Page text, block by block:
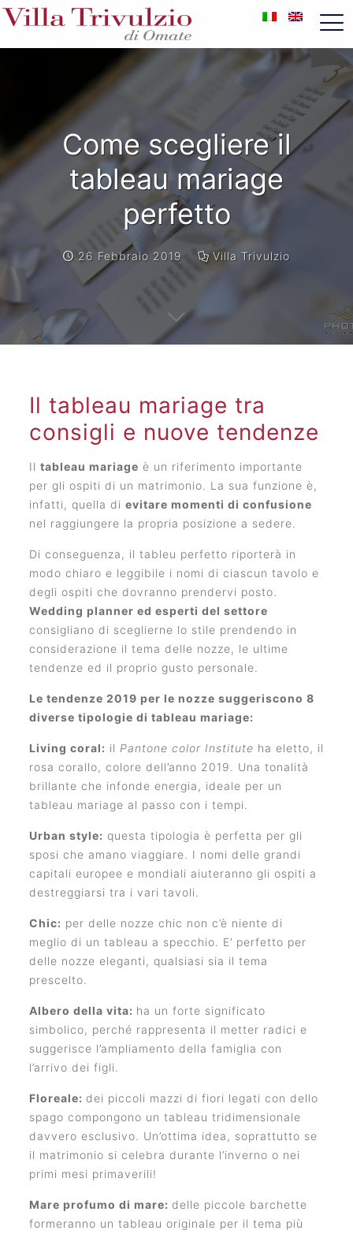
Come scegliere il
tableau mariage
perfetto
26 Febbraio 2019 Villa Trivulzio
Il tableau mariage tra
consigli e nuove tendenze
Il tableau mariage è un riferimento importante
per gli ospiti di un matrimonio. La sua funzione è,
infatti, quella di evitare momenti di confusione
nel raggiungere la propria posizione a sedere.
Di conseguenza, il tableu perfetto riporterà in
modo chiaro e leggibile i nomi di ciascun tavolo e
degli ospiti che dovranno prendervi posto.
Wedding planner ed esperti del settore
consigliano di sceglierne lo stile prendendo in
considerazione il tema delle nozze, le ultime
tendenze ed il proprio gusto personale.
Le tendenze 2019 per le nozze suggeriscono 8
diverse tipologie di tableau mariage:
Living coral: il Pantone color Institute ha eletto, il
rosa corallo, colore dell’anno 2019. Una tonalità
brillante che infonde energia, ideale per un
tableau mariage al passo con i tempi.
Urban style: questa tipologia è perfetta per gli
sposi che amano viaggiare. I nomi delle grandi
capitali europee e mondiali aiuteranno gli ospiti a
destreggiarsi tra i vari tavoli.
Chic: per delle nozze chic non c’è niente di
meglio di un tableau a specchio. E’ perfetto per
delle nozze eleganti, qualsiasi sia il tema
prescelto.
Albero della vita: ha un forte significato
simbolico, perché rappresenta il metter radici e
suggerisce l’ampliamento della famiglia con
l’arrivo dei figli.
Floreale: dei piccoli mazzi di fiori legati con dello
spago compongono un tableau tridimensionale
davvero esclusivo. Un’ottima idea, soprattutto se
il matrimonio si celebra durante l’inverno o nei
primi mesi primaverili!
Mare profumo di mare: delle piccole barchette
formeranno un tableau originale per il tema più